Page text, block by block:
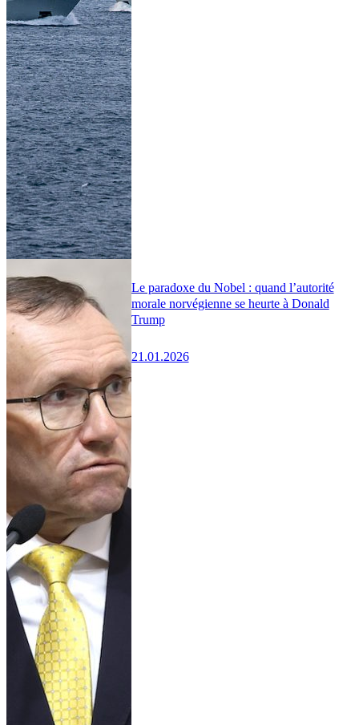
Le paradoxe du Nobel : quand l’autorité
morale norvégienne se heurte à Donald
Trump
21.01.2026